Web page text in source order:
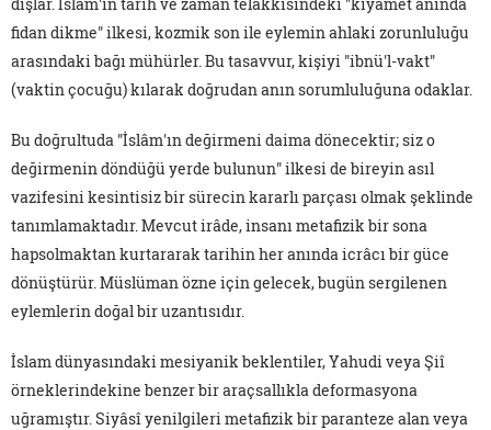
fidan dikme" ilkesi, kozmik son ile eylemin ahlaki zorunluluğu
arasındaki bağı mühürler. Bu tasavvur, kişiyi "ibnü'l-vakt"
(vaktin çocuğu) kılarak doğrudan anın sorumluluğuna odaklar.
Bu doğrultuda "İslâm'ın değirmeni daima dönecektir; siz o
değirmenin döndüğü yerde bulunun" ilkesi de bireyin asıl
vazifesini kesintisiz bir sürecin kararlı parçası olmak şeklinde
tanımlamaktadır. Mevcut irâde, insanı metafizik bir sona
hapsolmaktan kurtararak tarihin her anında icrâcı bir güce
dönüştürür. Müslüman özne için gelecek, bugün sergilenen
eylemlerin doğal bir uzantısıdır.
İslam dünyasındaki mesiyanik beklentiler, Yahudi veya Şiî
örneklerindekine benzer bir araçsallıkla deformasyona
uğramıştır. Siyâsî yenilgileri metafizik bir paranteze alan veya